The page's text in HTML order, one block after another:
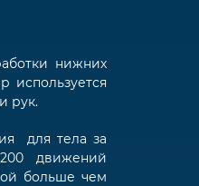
нижних
используется
рук.
для тела за
движений
больше чем